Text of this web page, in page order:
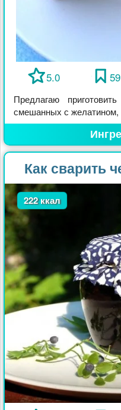
5.0 59
Предлагаю
смешанных с желатином,
Как сварить
222 ккал